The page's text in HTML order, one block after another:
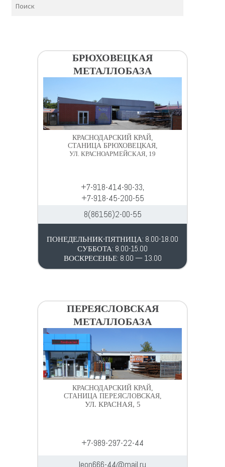
БРЮХОВЕЦКАЯ
МЕТАЛЛОБАЗА
КРАСНОДАРСКИЙ КРАЙ,
СТАНИЦА БРЮХОВЕЦКАЯ,
УЛ. КРАСНОАРМЕЙСКАЯ, 19
+7-918-414-90-33,
+7-918-45-200-55
8(86156)2-00-55
ПОНЕДЕЛЬНИК-ПЯТНИЦА: 8.00-18.00
СУББОТА: 8.00-15.00
ВОСКРЕСЕНЬЕ: 8.00 — 13.00
ПЕРЕЯСЛОВСКАЯ
МЕТАЛЛОБАЗА
КРАСНОДАРСКИЙ КРАЙ,
СТАНИЦА ПЕРЕЯСЛОВСКАЯ,
УЛ. КРАСНАЯ, 5
+7-989-297-22-44
leon666-44@mail.ru